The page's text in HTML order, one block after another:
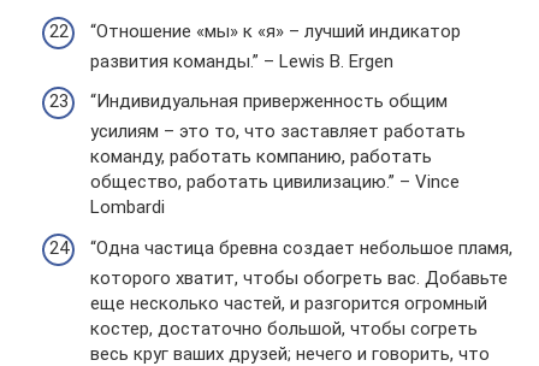
“Отношение «мы» к «я» – лучший индикатор
развития команды.” – Lewis B. Ergen
“Индивидуальная приверженность общим
усилиям – это то, что заставляет работать
команду, работать компанию, работать
общество, работать цивилизацию.” – Vince
Lombardi
“Одна частица бревна создает небольшое пламя,
которого хватит, чтобы обогреть вас. Добавьте
еще несколько частей, и разгорится огромный
костер, достаточно большой, чтобы согреть
весь круг ваших друзей; нечего и говорить, что